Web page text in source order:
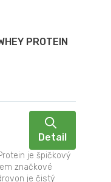
PROTEIN
Detail
je špičkový
značkové
je čistý